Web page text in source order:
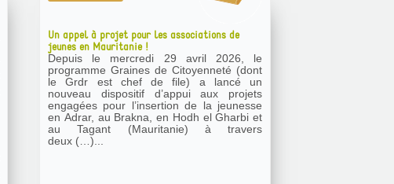
Un appel à projet pour les associations de
jeunes en Mauritanie !
Depuis le mercredi 29 avril 2026, le
programme Graines de Citoyenneté (dont
le Grdr est chef de file) a lancé un
nouveau dispositif d’appui aux projets
engagées pour l’insertion de la jeunesse
en Adrar, au Brakna, en Hodh el Gharbi et
au Tagant (Mauritanie) à travers
deux (…)...